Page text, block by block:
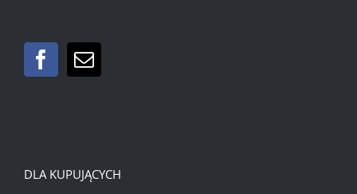
DLA KUPUJĄCYCH